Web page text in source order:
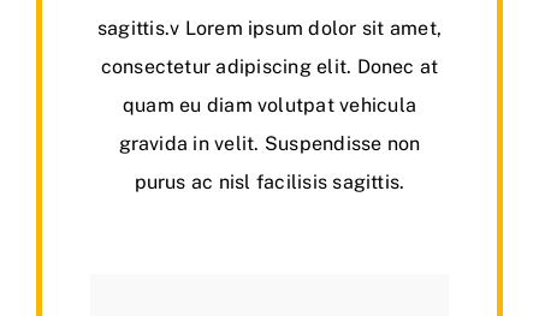
sagittis.v Lorem ipsum dolor sit amet,
consectetur adipiscing elit. Donec at
quam eu diam volutpat vehicula
gravida in velit. Suspendisse non
purus ac nisl facilisis sagittis.